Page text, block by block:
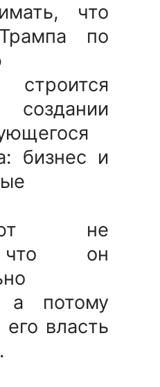
что
по
строится
бизнес и
не
что он
а потому
власть